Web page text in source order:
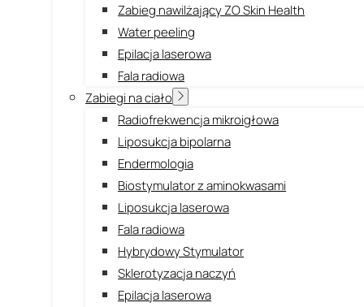
Zabieg nawilżający ZO Skin Health
Water peeling
Epilacja laserowa
Fala radiowa
Zabiegi na ciało
Radiofrekwencja mikroigłowa
Liposukcja bipolarna
Endermologia
Biostymulator z aminokwasami
Liposukcja laserowa
Fala radiowa
Hybrydowy Stymulator
Sklerotyzacja naczyń
Epilacja laserowa